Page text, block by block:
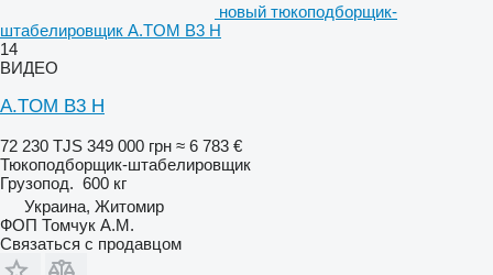
новый тюкоподборщик-
штабелировщик A.TOM B3 H
14
ВИДЕО
A.TOM B3 H
72 230 TJS 349 000 грн ≈ 6 783 €
Тюкоподборщик-штабелировщик
Грузопод. 600 кг
Украина, Житомир
ФОП Томчук А.М.
Связаться с продавцом